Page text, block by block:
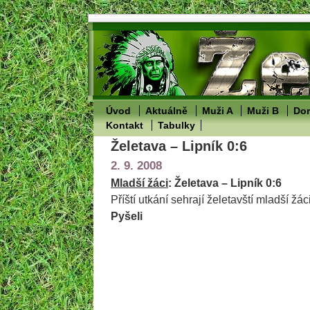
Úvod Aktuálně Muži A Muži B
Kontakt
Tabulky
Želetava – Lipník 0:6
2. 9. 2008
Mladší žáci: Želetava – Lipník 0:6
Příští utkání sehrají želetavští mladší
Pyšeli